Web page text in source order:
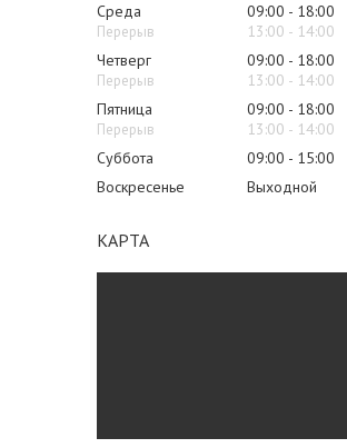
Среда
09:00
18:00
13:00
14:00
Четверг
09:00
18:00
13:00
14:00
Пятница
09:00
18:00
13:00
14:00
Суббота
09:00
15:00
Воскресенье
Выходной
КАРТА